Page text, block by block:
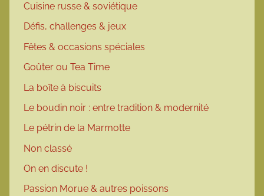
Cuisine russe & soviétique
Défis, challenges & jeux
Fêtes & occasions spéciales
Goûter ou Tea Time
La boîte à biscuits
Le boudin noir : entre tradition & modernité
Le pétrin de la Marmotte
Non classé
On en discute !
Passion Morue & autres poissons